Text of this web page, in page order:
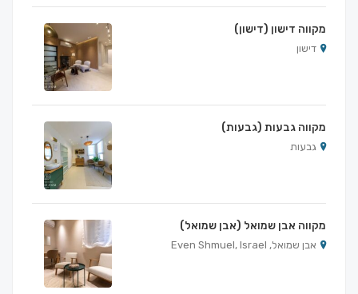
מקווה דישון (דישון)
דישון
מקווה גבעות (גבעות)
גבעות
מקווה אבן שמואל (אבן שמואל)
אבן שמואל, Even Shmuel, Israel